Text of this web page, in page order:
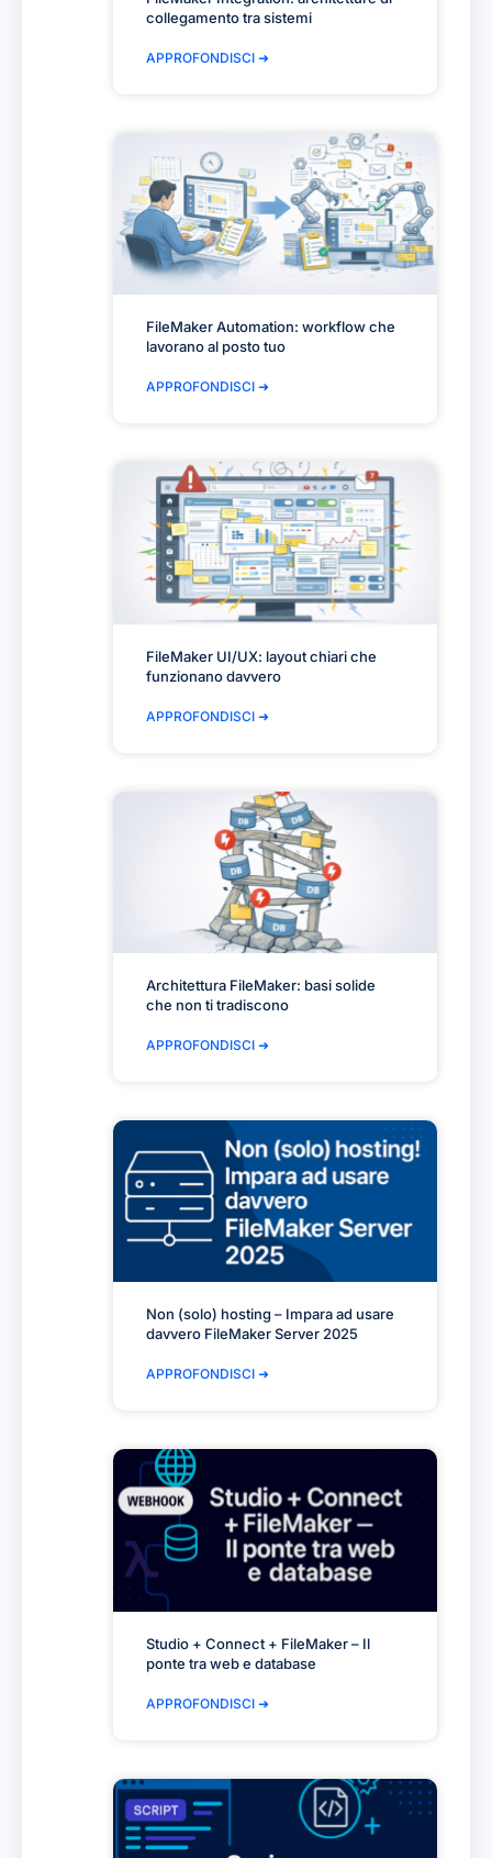
collegamento tra sistemi
APPROFONDISCI ➜
FileMaker Automation: workflow che
lavorano al posto tuo
APPROFONDISCI ➜
FileMaker UI/UX: layout chiari che
funzionano davvero
APPROFONDISCI ➜
Architettura FileMaker: basi solide
che non ti tradiscono
APPROFONDISCI ➜
Non (solo) hosting – Impara ad usare
davvero FileMaker Server 2025
APPROFONDISCI ➜
Studio + Connect + FileMaker – Il
ponte tra web e database
APPROFONDISCI ➜